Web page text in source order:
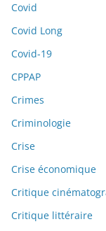
Covid
Covid Long
Covid-19
CPPAP
Crimes
Criminologie
Crise
Crise économique
Critique
Critique littéraire